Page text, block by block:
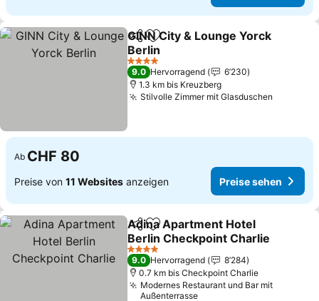
TeilenZu Favoriten hinzufügen
GINN City & Lounge Yorck
Berlin
Preise sehen
4 Sterne
9.0 Hervorragend
6’230
1.3 km bis Kreuzberg
Stilvolle Zimmer mit Glasduschen
Ab CHF 80
Preise von 11 Websites anzeigen Preise sehen
TeilenZu Favoriten hinzufügen
Adina Apartment Hotel
Berlin Checkpoint Charlie
Preise sehen
4 Sterne
9.0 Hervorragend
8’284
0.7 km bis Checkpoint Charlie
Modernes Restaurant und Bar mit
Außenterrasse